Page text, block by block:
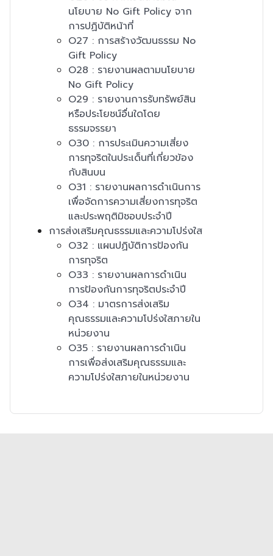
นโยบาย No Gift Policy จาก
การปฏิบัติหน้าที่
O27 : การสร้างวัฒนธรรม No
Gift Policy
O28 : รายงานผลตามนโยบาย
No Gift Policy
O29 : รายงานการรับทรัพย์สิน
หรือประโยชน์อื่นใดโดย
ธรรมจรรยา
O30 : การประเมินความเสี่ยง
การทุจริตในประเด็นที่เกี่ยวข้อง
กับสินบน
O31 : รายงานผลการดำเนินการ
เพื่อจัดการความเสี่ยงการทุจริต
และประพฤติมิชอบประจำปี
การส่งเสริมคุณธรรมและความโปร่งใส
O32 : แผนปฏิบัติการป้องกัน
การทุจริต
O33 : รายงานผลการดำเนิน
การป้องกันการทุจริตประจำปี
O34 : มาตรการส่งเสริม
คุณธรรมและความโปร่งใสภายใน
หน่วยงาน
O35 : รายงานผลการดำเนิน
การเพื่อส่งเสริมคุณธรรมและ
ความโปร่งใสภายในหน่วยงาน